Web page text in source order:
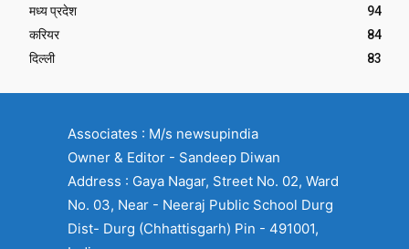
मध्य प्रदेश
94
करियर
84
दिल्ली
83
Associates : M/s newsupindia
Owner & Editor - Sandeep Diwan
Address : Gaya Nagar, Street No. 02, Ward
No. 03, Near - Neeraj Public School Durg
Dist- Durg (Chhattisgarh) Pin - 491001,